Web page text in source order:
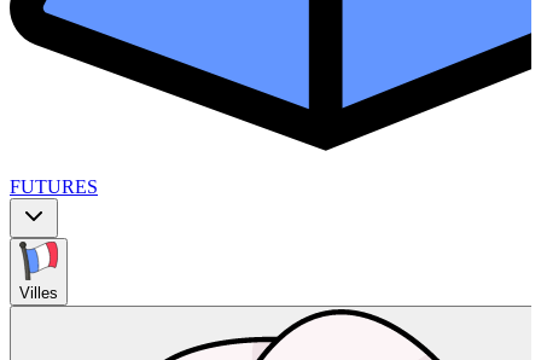
FUTURES
Villes